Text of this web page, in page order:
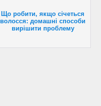
Що робити, якщо січеться
волосся: домашні способи
вирішити проблему